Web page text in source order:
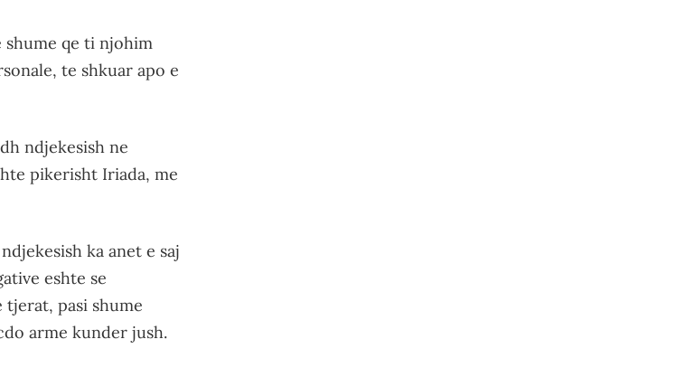
qe ti njohim
te shkuar apo e
ndjekesish ne
pikerisht Iriada, me
ka anet e saj
eshte se
tjerat, pasi shume
arme kunder jush.